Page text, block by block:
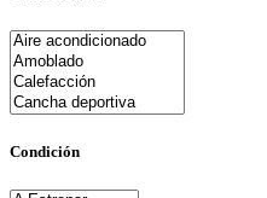
Condición